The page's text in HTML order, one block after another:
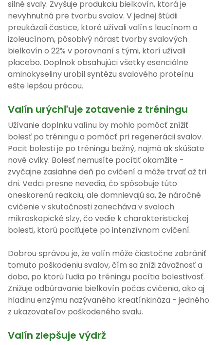
silné svaly. Zvyšuje produkciu bielkovín, ktorá je
nevyhnutná pre tvorbu svalov. V jednej štúdii
preukázali častice, ktoré užívali valín s leucínom a
izoleucínom, pôsobivý nárast tvorby svalových
bielkovín o 22% v porovnaní s tými, ktorí užívali
placebo. Doplnok obsahujúci všetky esenciálne
aminokyseliny urobil syntézu svalového proteínu
ešte lepšou prácou.
Valín urýchľuje zotavenie z tréningu
Užívanie doplnku valínu by mohlo pomôcť znížiť
bolesť po tréningu a pomôcť pri regenerácii svalov.
Pocit bolesti je po tréningu bežný, najmä ak skúšate
nové cviky. Bolesť nemusíte pocítiť okamžite -
zvyčajne zasiahne deň po cvičení a môže trvať až tri
dni. Vedci presne nevedia, čo spôsobuje túto
oneskorenú reakciu, ale domnievajú sa, že náročné
cvičenie v skutočnosti zanecháva v svaloch
mikroskopické slzy, čo vedie k charakteristickej
bolesti, ktorú pociťujete po intenzívnom cvičení.
Dobrou správou je, že valín môže čiastočne zabrániť
tomuto poškodeniu svalov, čím sa zníži závažnosť a
doba, po ktorú ľudia po tréningu pocítia bolestivosť.
Znižuje odbúravanie bielkovín počas cvičenia, ako aj
hladinu enzýmu nazývaného kreatínkináza - jedného
z ukazovateľov poškodeného svalu.
Valín zlepšuje výdrž